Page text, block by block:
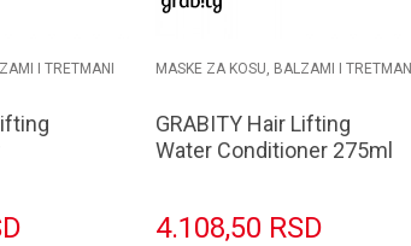
I TRETMANI MASKE ZA KOSU, BALZAMI I TRETMANI
GRABITY Hair Lifting
Water Conditioner 275ml
4.108,50 RSD